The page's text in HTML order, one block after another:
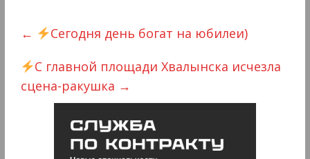
←
Сегодня день богат на юбилеи)
С главной площади Хвалынска исчезла
сцена-ракушка →